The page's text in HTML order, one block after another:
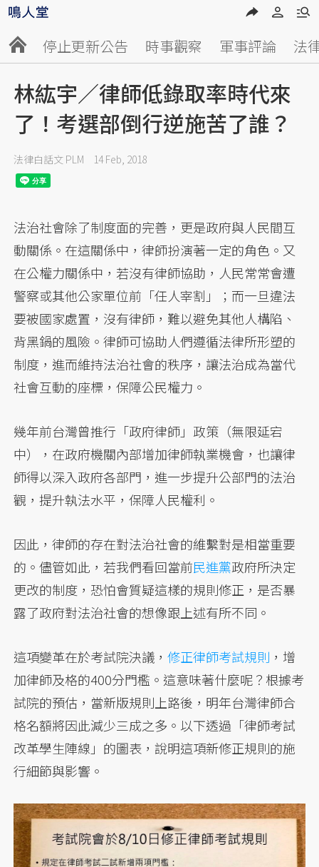
停止更新公告 時事觀察 軍事評論 法
林紘宇／律師低錄取率時代來
了！考選部倒行逆施苦了誰？
法律白話文 PLM 14 Feb, 2018
法治社會除了制度面的完善，更是政府與人民間互
動關係。在這關係中，律師扮演著一定的角色。又
在公權力關係中，若沒有律師協助，人民常常會遭
警察或其他公家單位前「任人宰割」；而一旦違法
要被國家處置，沒有律師，難以避免其他人構陷、
背黑鍋的風險。律師可協助人們遵循法律所形塑的
制度，進而維持法治社會的秩序，讓法治成為當代
社會互動的座標，保障公民權力。
幾年前台灣曾推行「政府律師」政策（無限延宕
中），在政府機關內部增加律師執業機會，也讓律
師得以深入政府各部門，進一步提升公部門的法治
觀，提升執法水平，保障人民權利。
因此，律師的存在對法治社會的維繫對是相當重要
的。儘管如此，若我們看回當前民進黨政府所決定
更改的制度，恐怕會質疑這樣的規則修正，是否暴
露了政府對法治社會的想像跟上述有所不同。
這項變革在於考試院決議，修正律師考試規則 ，增
加律師及格的400分門檻。這意味著什麼呢？根據考
試院的預估，當新版規則上路後，明年台灣律師合
格名額將因此減少三成之多。以下透過「律師考試
改革學生陣線」的圖表，說明這項新修正規則的施
行細節與影響。